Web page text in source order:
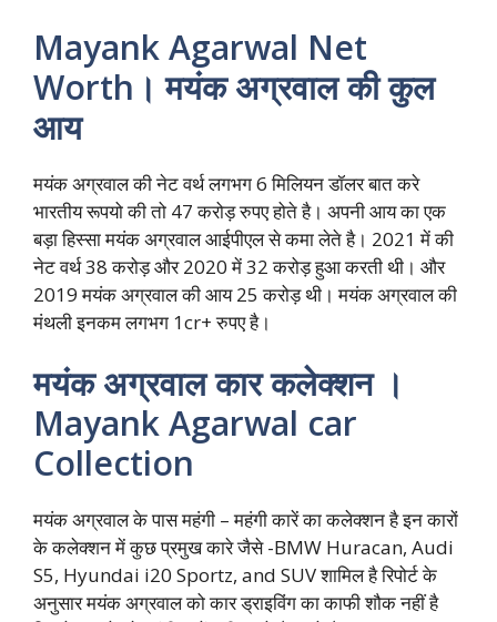
Mayank Agarwal Net
Worth। मयंक अग्रवाल की कुल
आय
मयंक अग्रवाल की नेट वर्थ लगभग 6 मिलियन डॉलर बात करे
भारतीय रूपयो की तो 47 करोड़ रुपए होते है। अपनी आय का एक
बड़ा हिस्सा मयंक अग्रवाल आईपीएल से कमा लेते है। 2021 में की
नेट वर्थ 38 करोड़ और 2020 में 32 करोड़ हुआ करती थी। और
2019 मयंक अग्रवाल की आय 25 करोड़ थी। मयंक अग्रवाल की
मंथली इनकम लगभग 1cr+ रुपए है।
मयंक अग्रवाल कार कलेक्शन ।
Mayank Agarwal car
Collection
मयंक अग्रवाल के पास महंगी – महंगी कारें का कलेक्शन है इन कारों
के कलेक्शन में कुछ प्रमुख कारे जैसे -BMW Huracan, Audi
S5, Hyundai i20 Sportz, and SUV शामिल है रिपोर्ट के
अनुसार मयंक अग्रवाल को कार ड्राइविंग का काफी शौक नहीं है